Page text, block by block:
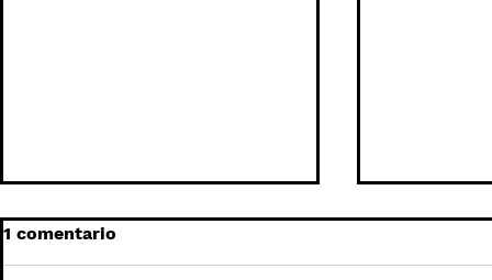
1 comentario